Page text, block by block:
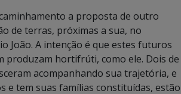
a proposta de outro
de terras, próximas a sua, no
João. A intenção é que estes futuros
produzam hortifrúti, como ele. Dois de
acompanhando sua trajetória, e
e tem suas famílias constituídas, estão